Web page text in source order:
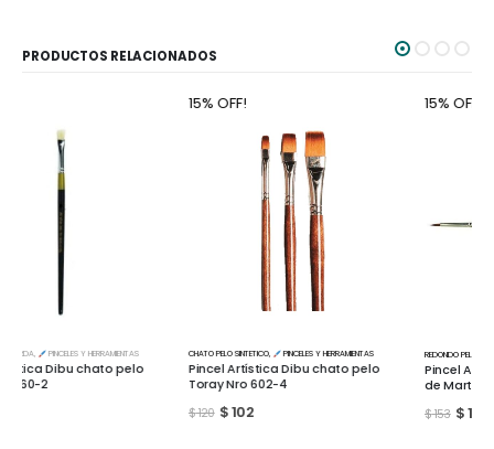
PRODUCTOS RELACIONADOS
CHATO PELO SINTETICO, PINCELES Y HERRAMIENTAS
Pincel Artística Dibu chato pelo
Toray Nro 602-4
REDONDO PELO DE MARTA, PINCELES Y HERRAMIENTAS
Pincel Artística Dibu redondo pelo
de Marta Nro 100-5/0